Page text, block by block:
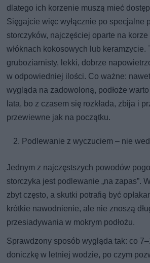
dlatego ich korzenie muszą mieć
Sięgajcie więc wyłącznie po specjalne
storczyków, najczęściej oparte na
włóknach kokosowych lub keramzycie.
gruboziarnisty, lekki, dobrze
w odpowiedniej ilości. Co ważne:
wygląda na zadowoloną, podłoże
lata, bo z czasem się rozkłada, zbija i
przewiewne jak na początku.
Podlewanie z wyczuciem – nie
Jednym z najczęstszych powodów
storczyka jest podlewanie „na zapas”.
zbyt często, a skutki potrafią być
krótkie nawodnienie, ale nie znoszą
przesiadywania w mokrym podłożu.
Sprawdzony sposób wygląda tak: co
doniczkę w letniej wodzie, po czym